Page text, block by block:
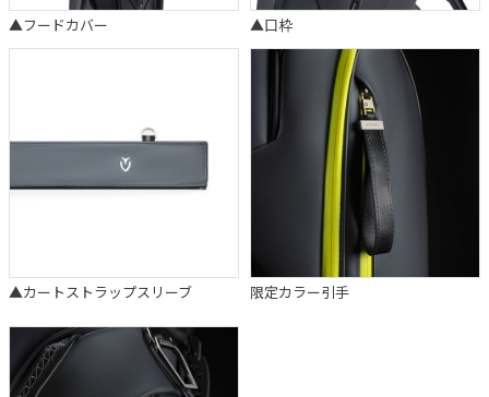
▲フードカバー ▲口枠
▲カートストラップスリーブ 限定カラー引手